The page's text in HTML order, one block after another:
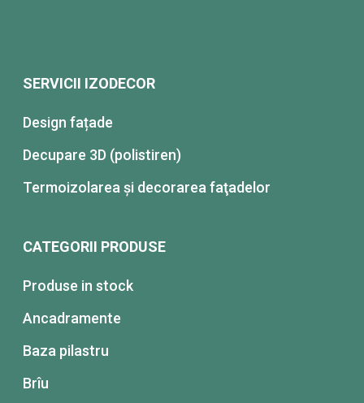
SERVICII IZODECOR
Design fațade
Decupare 3D (polistiren)
Termoizolarea şi decorarea faţadelor
CATEGORII PRODUSE
Produse in stock
Ancadramente
Baza pilastru
Brîu